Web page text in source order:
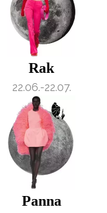
Rak
22.06.-22.07.
Panna